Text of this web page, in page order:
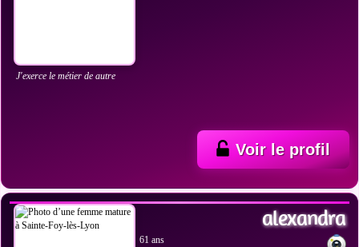
J'exerce le métier de autre
Voir le profil
alexandra
61 ans